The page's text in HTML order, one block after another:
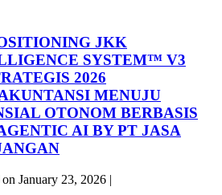
JKK
SYSTEM™ V3
2026
MENUJU
OTONOM BERBASIS
AI BY PT JASA
on January 23, 2026 |